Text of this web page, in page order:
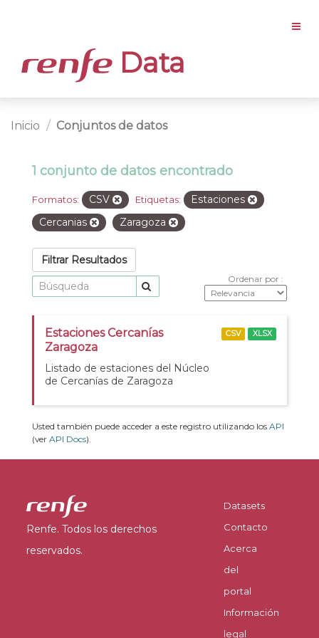
Data
Inicio Conjuntos de datos
1 conjunto de datos encontrado
Formatos: CSV Etiquetas:
Estaciones
Cercanias
Zaragoza
Filtrar Resultados
Ordenar por
Estaciones Cercanías
Zaragoza
Listado de estaciones del Núcleo
de Cercanías de Zaragoza
CSV XLSX
Usted también puede acceder a este registro utilizando los API
(ver API Docs).
Renfe. Todos los derechos
reservados.
Datasets
Contacto
Acerca
del
portal
Información
legal